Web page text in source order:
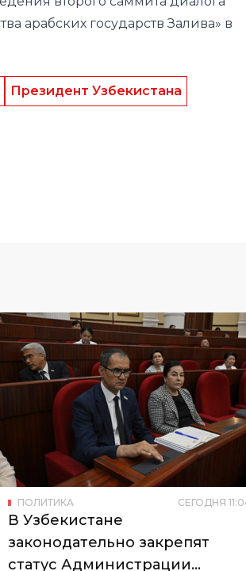
Президент Узбекистана
ПОЛИТИКА СЕГОДНЯ 11:04
В Узбекистане
законодательно закрепят
статус Администрации
Президента
В Сенат направили Конституционный